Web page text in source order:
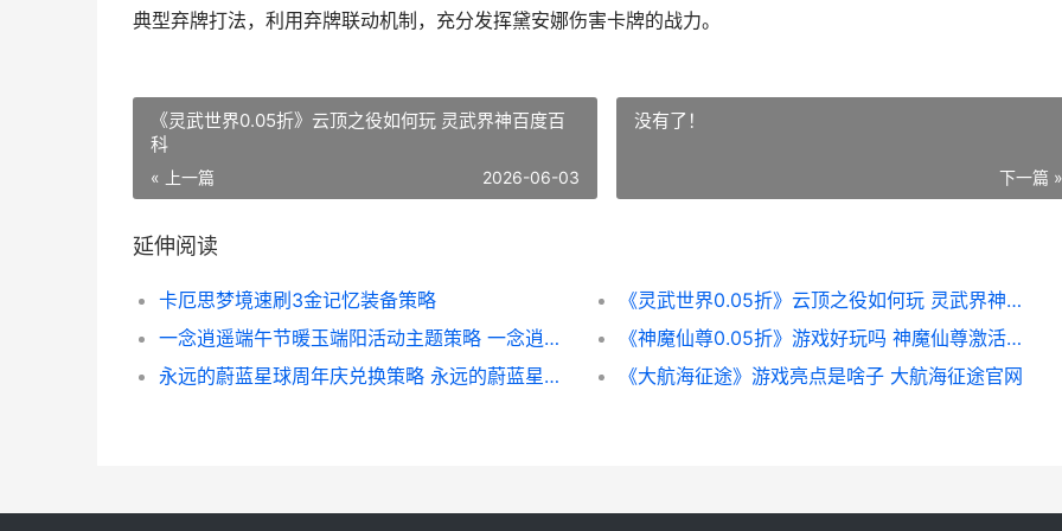
典型弃牌打法，利用弃牌联动机制，充分发挥黛安娜伤害卡牌的战力。
《灵武世界0.05折》云顶之役如何玩 灵武界神百度百
科
« 上一篇 2026-06-03
没有了！
下一篇 »
延伸阅读
卡厄思梦境速刷3金记忆装备策略
《灵武世界0.05折》云顶之役如何玩 灵武界神百度百科
一念逍遥端午节暖玉端阳活动主题策略 一念逍遥端午节活动攻略
《神魔仙尊0.05折》游戏好玩吗 神魔仙尊激活码是多少
永远的蔚蓝星球周年庆兑换策略 永远的蔚蓝星球手游官网
《大航海征途》游戏亮点是啥子 大航海征途官网